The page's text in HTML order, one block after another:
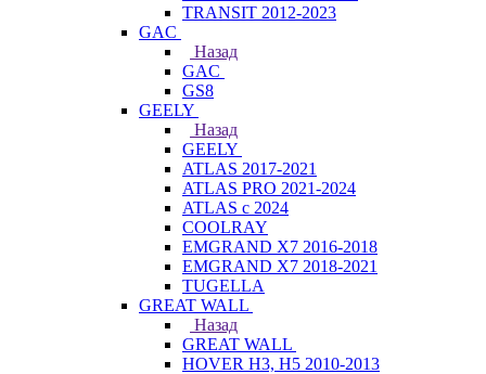
TRANSIT 2012-2023
GAC
Назад
GAC
GS8
GEELY
Назад
GEELY
ATLAS 2017-2021
ATLAS PRO 2021-2024
ATLAS с 2024
COOLRAY
EMGRAND X7 2016-2018
EMGRAND X7 2018-2021
TUGELLA
GREAT WALL
Назад
GREAT WALL
HOVER H3, H5 2010-2013